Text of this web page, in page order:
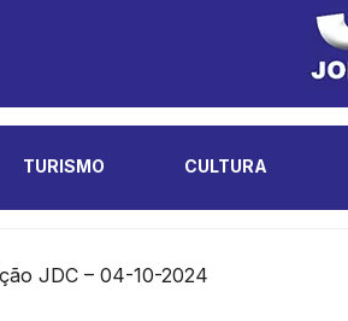
TURISMO CULTURA
JDC – 04-10-2024